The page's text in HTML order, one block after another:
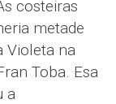
costeiras
metade
Violeta na
Toba. Esa
a